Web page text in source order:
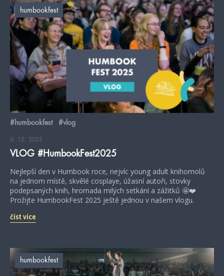
humbookfest
#humbookfest #vlog
6. 12. 2025
VLOG #HumbookFest2025
Nejlepší den v Humbook roce, nejvíc young adult knihomolů
na jednom místě, skvělé cosplaye, úžasní autoři, stovky
podepsaných knih, hromada milých setkání a zážitků 🤩❤️
Prožijte HumbookFest 2025 ještě jednou v našem vlogu.
číst více
humbookfest